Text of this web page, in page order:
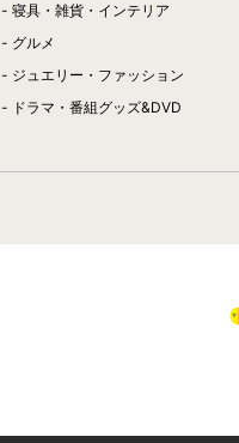
寝具・雑貨・インテリア
グルメ
ジュエリー・ファッション
ドラマ・番組グッズ&DVD